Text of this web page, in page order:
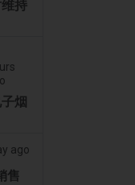
持
烟
ago
售